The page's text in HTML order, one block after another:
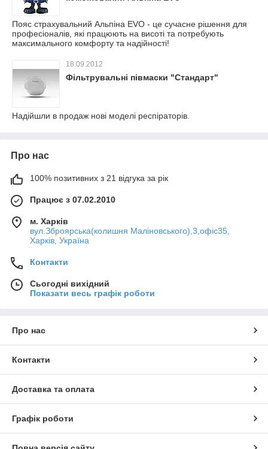
Пояс страхувальний Альпіна EVO - це сучасне рішення для
професіоналів, які працюють на висоті та потребують
максимального комфорту та надійності!
18.09.2012
Фільтрувальні півмаски "Стандарт"
Надійшли в продаж нові моделі респіраторів.
Про нас
100% позитивних з 21 відгука за рік
Працює з 07.02.2010
м. Харків
вул.Зброярська(колишня Маліновського),3,офіс35,
Харків, Україна
Контакти
Сьогодні вихідний
Показати весь графік роботи
Про нас
Контакти
Доставка та оплата
Графік роботи